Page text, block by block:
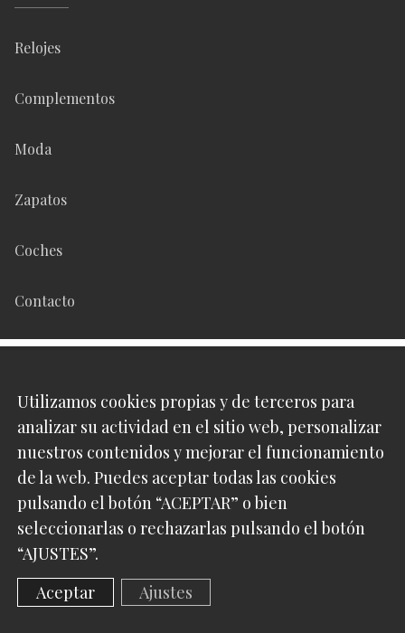
Relojes
Complementos
Moda
Zapatos
Coches
Contacto
Pinterest
Instagram
Web diseñada por:
Utilizamos cookies propias y de terceros para
analizar su actividad en el sitio web, personalizar
nuestros contenidos y mejorar el funcionamiento
de la web. Puedes aceptar todas las cookies
pulsando el botón “ACEPTAR” o bien
seleccionarlas o rechazarlas pulsando el botón
“AJUSTES”.
Aceptar
Ajustes